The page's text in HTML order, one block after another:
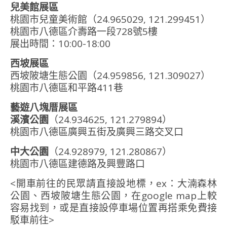
兒美館展區
桃園市兒童美術館（24.965029, 121.299451）
桃園市八德區介壽路一段728號5樓
展出時間：10:00-18:00
西坡展區
西坡陂塘生態公園（24.959856, 121.309027）
桃園市八德區和平路411巷
藝遊八塊厝展區
溪濱公園 （24.934625, 121.279894）
桃園市八德區廣興五街及廣興三路交叉口
中大公園 （24.928979, 121.280867）
桃園市八德區建德路及興豐路口
<開車前往的民眾請直接設地標，ex：大湳森林
公園、西坡陂塘生態公園，在google map上較
容易找到，或是直接設停車場位置再搭乘免費接
駁車前往>